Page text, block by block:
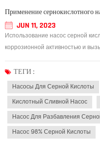
Применение сернокислотного
JUN 11, 2023
Использование насос серной
коррозионной активностью и
предотвратить или уменьшить
коррозией, и обеспечить
ТЕГИ :
Насосы Для Серной Кислоты
Кислотный Сливной Насос
Насос Для Разбавления
Насос 98% Серной Кислоты